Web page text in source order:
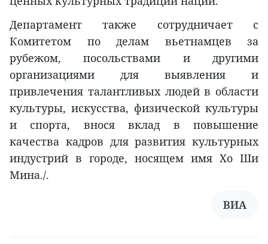
Департамент также сотрудничает с
Комитетом по делам вьетнамцев за
рубежом, посольствами и другими
организациями для выявления и
привлечения талантливых людей в области
культуры, искусства, физической культуры
и спорта, внося вклад в повышение
качества кадров для развития культурных
индустрий в городе, носящем имя Хо Ши
Мина./.
ВИА